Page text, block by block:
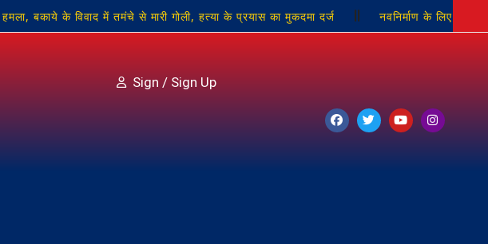
हमला, बकाये के विवाद में तमंचे से मारी गोली, हत्या के प्रयास का मुकदमा दर्ज नवनिर्माण के लिए
Sign / Sign Up